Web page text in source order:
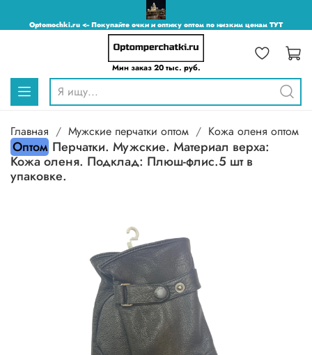
Optomochki.ru <-- Покупайте очки и оптику оптом по низким ценам ТУТ
Мин заказ 20 тыс. руб.
Главная Мужские перчатки оптом Кожа оленя оптом
Оптом Перчатки. Мужские. Материал верха:
Кожа оленя. Подклад: Плюш-флис.5 шт в
упаковке.